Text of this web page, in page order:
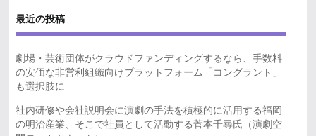
最近の投稿
劇場・芸術団体がクラウドファンディングするなら、手数料
の安価な非営利組織向けプラットフォーム「コングラント」
も選択肢に
社内研修や会社説明会に演劇の手法を積極的に活用する福岡
の明治産業、そこで社員として活動する菅本千尋氏（演劇空